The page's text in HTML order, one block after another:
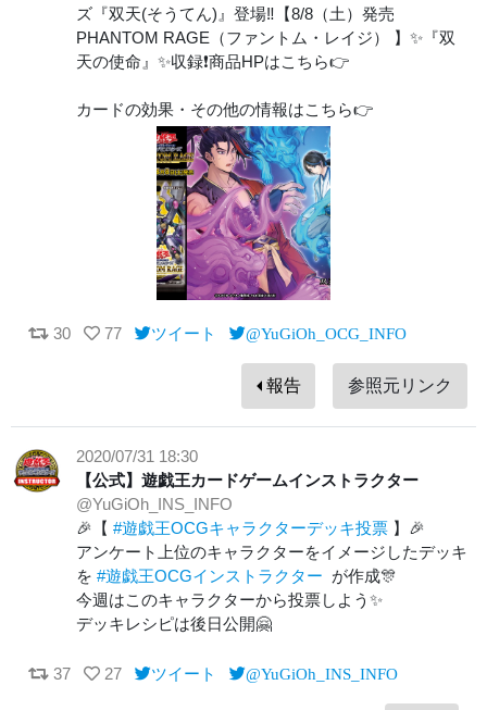
ズ『双天(そうてん)』登場‼️【8/8（土）発売
PHANTOM RAGE（ファントム・レイジ） 】✨『双
天の使命』✨収録❗️商品HPはこちら👉
カードの効果・その他の情報はこちら👉
30 77 ツイート @YuGiOh_OCG_INFO
報告 参照元リンク
2020/07/31 18:30
【公式】遊戯王カードゲームインストラクター
@YuGiOh_INS_INFO
🎉【 #遊戯王OCGキャラクターデッキ投票 】🎉
アンケート上位のキャラクターをイメージしたデッキ
を #遊戯王OCGインストラクター が作成🎊
今週はこのキャラクターから投票しよう✨
デッキレシピは後日公開🤗
37 27 ツイート @YuGiOh_INS_INFO